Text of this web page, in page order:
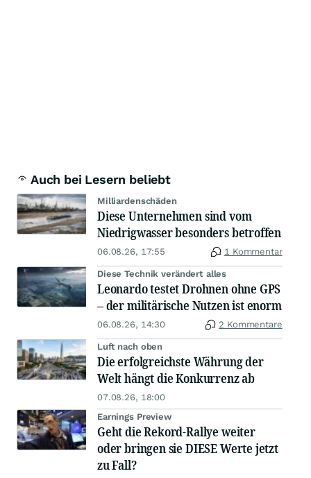
Auch bei Lesern beliebt
Milliardenschäden
Diese Unternehmen sind vom
Niedrigwasser besonders betroffen
06.08.26, 17:55 1 Kommentar
Diese Technik verändert alles
Leonardo testet Drohnen ohne GPS
– der militärische Nutzen ist enorm
06.08.26, 14:30 2 Kommentare
Luft nach oben
Die erfolgreichste Währung der
Welt hängt die Konkurrenz ab
07.08.26, 18:00
Earnings Preview
Geht die Rekord-Rallye weiter
oder bringen sie DIESE Werte jetzt
zu Fall?